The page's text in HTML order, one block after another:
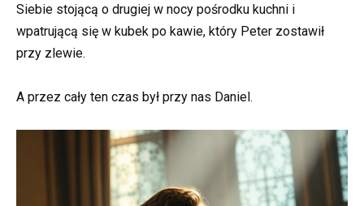
Siebie stojącą o drugiej w nocy pośrodku kuchni i
wpatrującą się w kubek po kawie, który Peter zostawił
przy zlewie.
A przez cały ten czas był przy nas Daniel.